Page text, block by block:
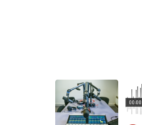
00:00